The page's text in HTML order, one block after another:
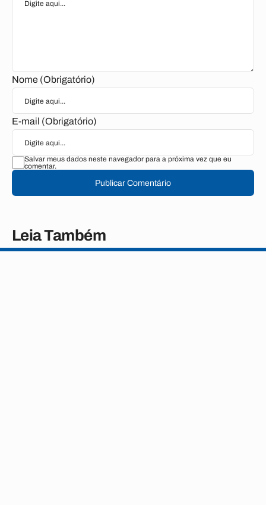
Nome (Obrigatório)
E-mail (Obrigatório)
Salvar meus dados neste navegador para a próxima vez que eu
comentar.
Publicar Comentário
Leia Também